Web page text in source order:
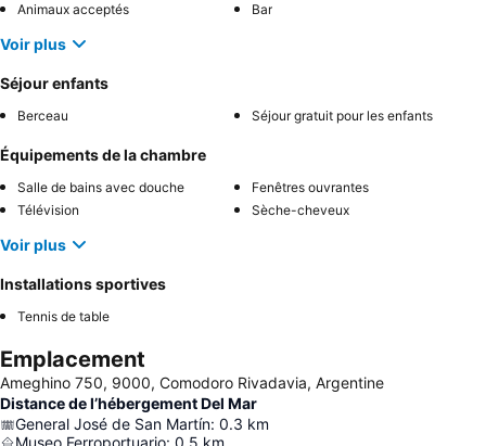
Animaux acceptés
Bar
Voir plus
Séjour enfants
Berceau Séjour gratuit pour les enfants
Équipements de la chambre
Salle de bains avec douche
Fenêtres ouvrantes
Télévision
Sèche-cheveux
Voir plus
Installations sportives
Tennis de table
Emplacement
Ameghino 750, 9000, Comodoro Rivadavia, Argentine
Distance de l’hébergement Del Mar
General José de San Martín: 0.3 km
Museo Ferroportuario: 0.5 km